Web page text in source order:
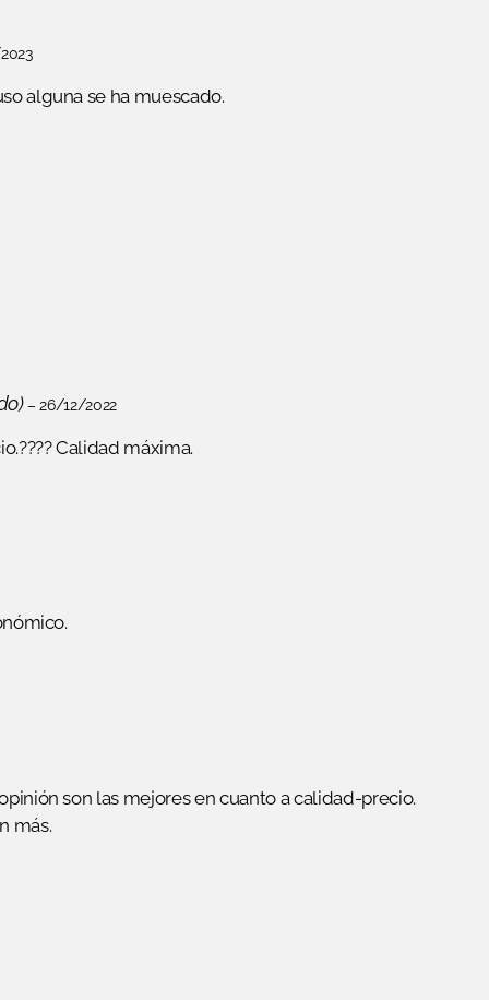
hay productos en el carrito.
alguna se ha muescado.
– 26/12/2022
Calidad máxima.
son las mejores en cuanto a calidad-precio.
más.